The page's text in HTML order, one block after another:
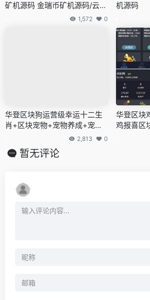
矿机源码 金瑞币矿机源码/云矿
1,572 0
机源码
华登区块狗运营级幸运十二生
肖+区块宠物+宠物养成+宠物
猪宠物鼠区块链系统源码
2,813 0
华登区块
鸡报喜区
暂无评论